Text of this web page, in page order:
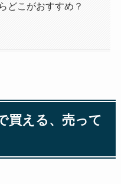
どこがおすすめ？
買える、売って